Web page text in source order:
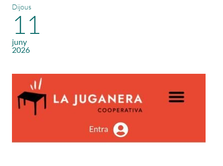
Dijous
11
juny
2026